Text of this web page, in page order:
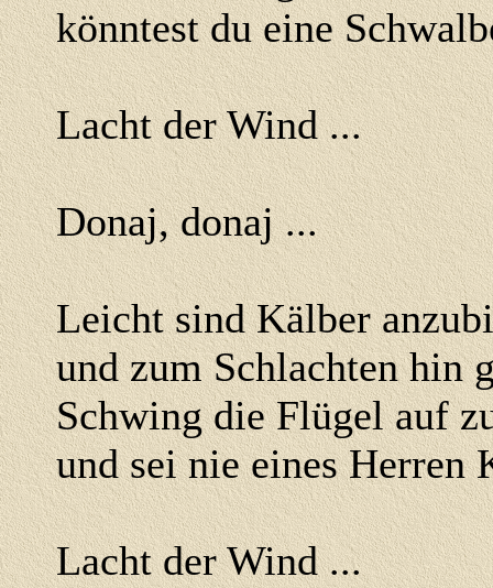
könntest du eine
Lacht der Wind ...
Donaj, donaj ...
Leicht sind Kälber
und zum Schlachten hin
Schwing die Flügel auf
und sei nie eines Herren
Lacht der Wind ...